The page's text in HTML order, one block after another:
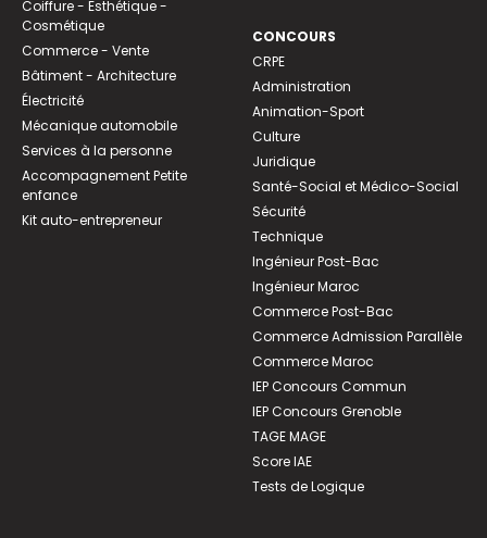
Coiffure - Esthétique -
Cosmétique
Commerce - Vente
Bâtiment - Architecture
Électricité
Mécanique automobile
Services à la personne
Accompagnement Petite
enfance
Kit auto-entrepreneur
CONCOURS
CRPE
Administration
Animation-Sport
Culture
Juridique
Santé-Social et Médico-Social
Sécurité
Technique
Ingénieur Post-Bac
Ingénieur Maroc
Commerce Post-Bac
Commerce Admission Parallèle
Commerce Maroc
IEP Concours Commun
IEP Concours Grenoble
TAGE MAGE
Score IAE
Tests de Logique